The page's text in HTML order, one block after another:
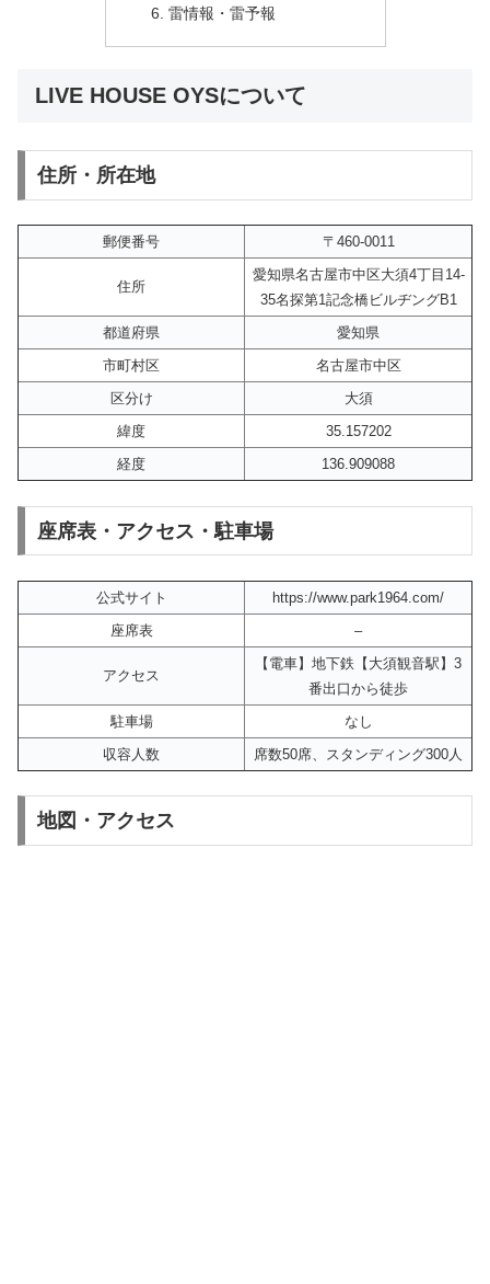
雷情報・雷予報
LIVE HOUSE OYSについて
住所・所在地
郵便番号 〒460-0011
住所
愛知県名古屋市中区大須4丁目14-
35名探第1記念橋ビルヂングB1
都道府県
愛知県
市町村区
名古屋市中区
区分け
大須
緯度
35.157202
経度
136.909088
座席表・アクセス・駐車場
公式サイト
https://www.park1964.com/
座席表
–
アクセス
【電車】地下鉄【大須観音駅】3
番出口から徒歩
駐車場
なし
収容人数
席数50席、スタンディング300人
地図・アクセス